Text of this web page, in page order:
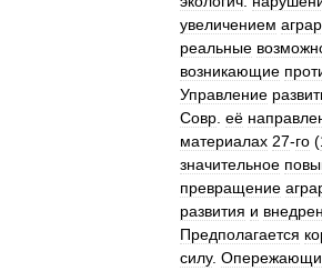
увеличением
реальные
возникающие
Управление
Совр её
материалах 27-го (
значительное
превращение
развития и
Предполагается
силу.